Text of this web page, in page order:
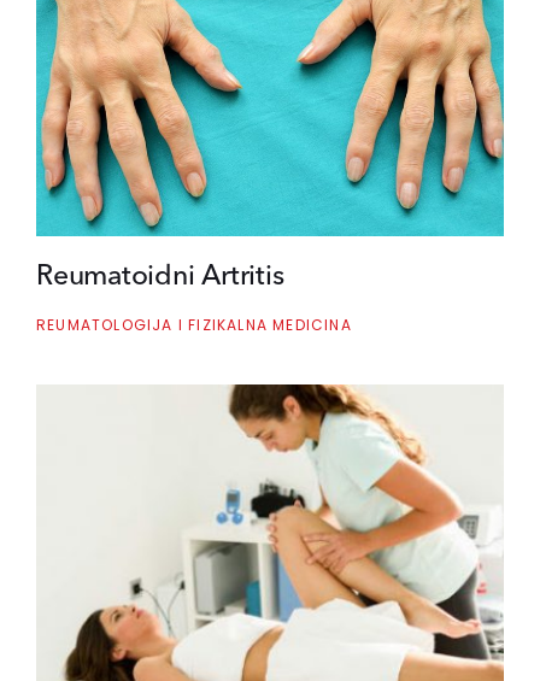
Reumatoidni Artritis
REUMATOLOGIJA I FIZIKALNA MEDICINA